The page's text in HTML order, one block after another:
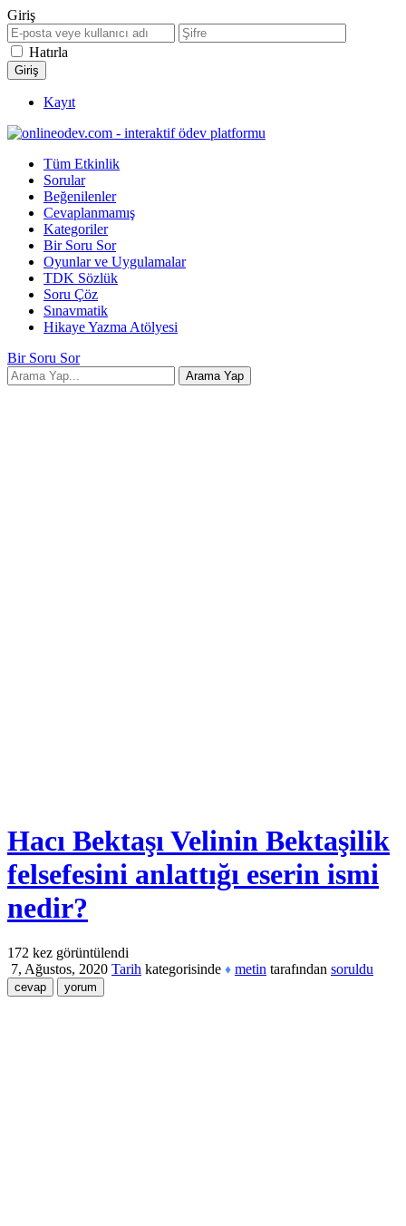
Giriş
Hatırla
Kayıt
Tüm Etkinlik
Sorular
Beğenilenler
Cevaplanmamış
Kategoriler
Bir Soru Sor
Oyunlar ve Uygulamalar
TDK Sözlük
Soru Çöz
Sınavmatik
Hikaye Yazma Atölyesi
Bir Soru Sor
Hacı Bektaşı Velinin Bektaşilik
felsefesini anlattığı eserin ismi
nedir?
172 kez görüntülendi
7, Ağustos, 2020 Tarih kategorisinde ♦ metin tarafından soruldu